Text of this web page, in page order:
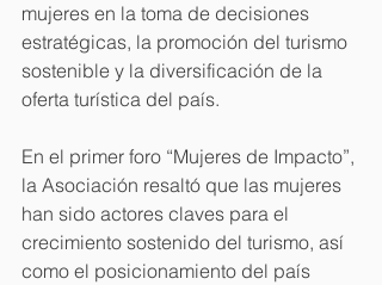
mujeres en la toma de decisiones
estratégicas, la promoción del turismo
sostenible y la diversificación de la
oferta turística del país.
En el primer foro “Mujeres de Impacto”,
la Asociación resaltó que las mujeres
han sido actores claves para el
crecimiento sostenido del turismo, así
como el posicionamiento del país